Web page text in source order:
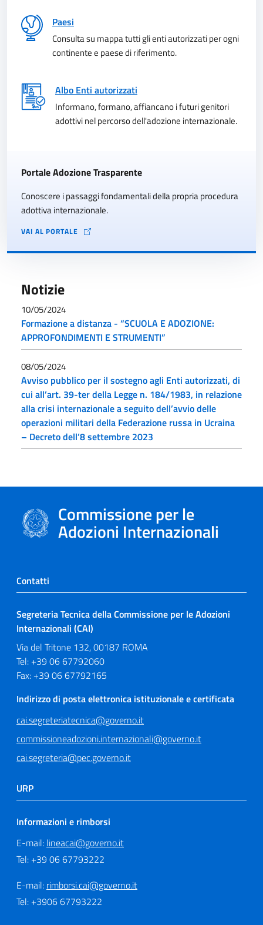
Paesi
Consulta su mappa tutti gli enti autorizzati per ogni
continente e paese di riferimento.
Albo Enti autorizzati
Informano, formano, affiancano i futuri genitori
adottivi nel percorso dell'adozione internazionale.
Portale Adozione Trasparente
Conoscere i passaggi fondamentali della propria procedura
adottiva internazionale.
VAI AL PORTALE
Notizie
10/05/2024
Formazione a distanza - “SCUOLA E ADOZIONE:
APPROFONDIMENTI E STRUMENTI”
08/05/2024
Avviso pubblico per il sostegno agli Enti autorizzati, di
cui all’art. 39-ter della Legge n. 184/1983, in relazione
alla crisi internazionale a seguito dell’avvio delle
operazioni militari della Federazione russa in Ucraina
– Decreto dell’8 settembre 2023
Commissione per le
Adozioni Internazionali
Contatti
Segreteria Tecnica della Commissione per le Adozioni
Internazionali (CAI)
Via del Tritone 132, 00187 ROMA
Tel: +39 06 67792060
Fax: +39 06 67792165
Indirizzo di posta elettronica istituzionale e certificata
cai.segreteriatecnica@governo.it
commissioneadozioni.internazionali@governo.it
cai.segreteria@pec.governo.it
URP
Informazioni e rimborsi
E-mail: lineacai@governo.it
Tel: +39 06 67793222
E-mail: rimborsi.cai@governo.it
Tel: +3906 67793222